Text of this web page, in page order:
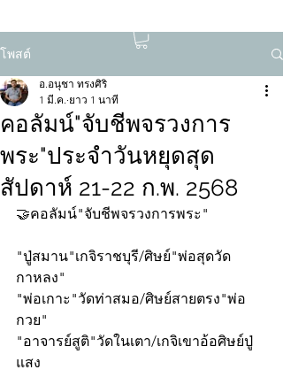
โพสต์
คอลัมน์"จับชีพจรวงการ
พระ"ประจำวันหยุดสุด
สัปดาห์ 21-22 ก.พ. 2568
อ.อนุชา ทรงศิริ
1 มี.ค. ยาว 1 นาที
🤝คอลัมน์"จับชีพจรวงการพระ"
"ปู่สมาน"เกจิราชบุรี/ศิษย์"พ่อสุดวัด
กาหลง"
"พ่อเกาะ"วัดท่าสมอ/ศิษย์สายตรง"พ่อ
กวย"
"อาจารย์สูติ"วัดในเตา/เกจิเขาอ้อศิษย์ปู่
แสง